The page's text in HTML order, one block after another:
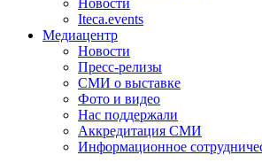
Новости
Iteca.events
Медиацентр
Новости
Пресс-релизы
СМИ о выставке
Фото и видео
Нас поддержали
Аккредитация СМИ
Информационное